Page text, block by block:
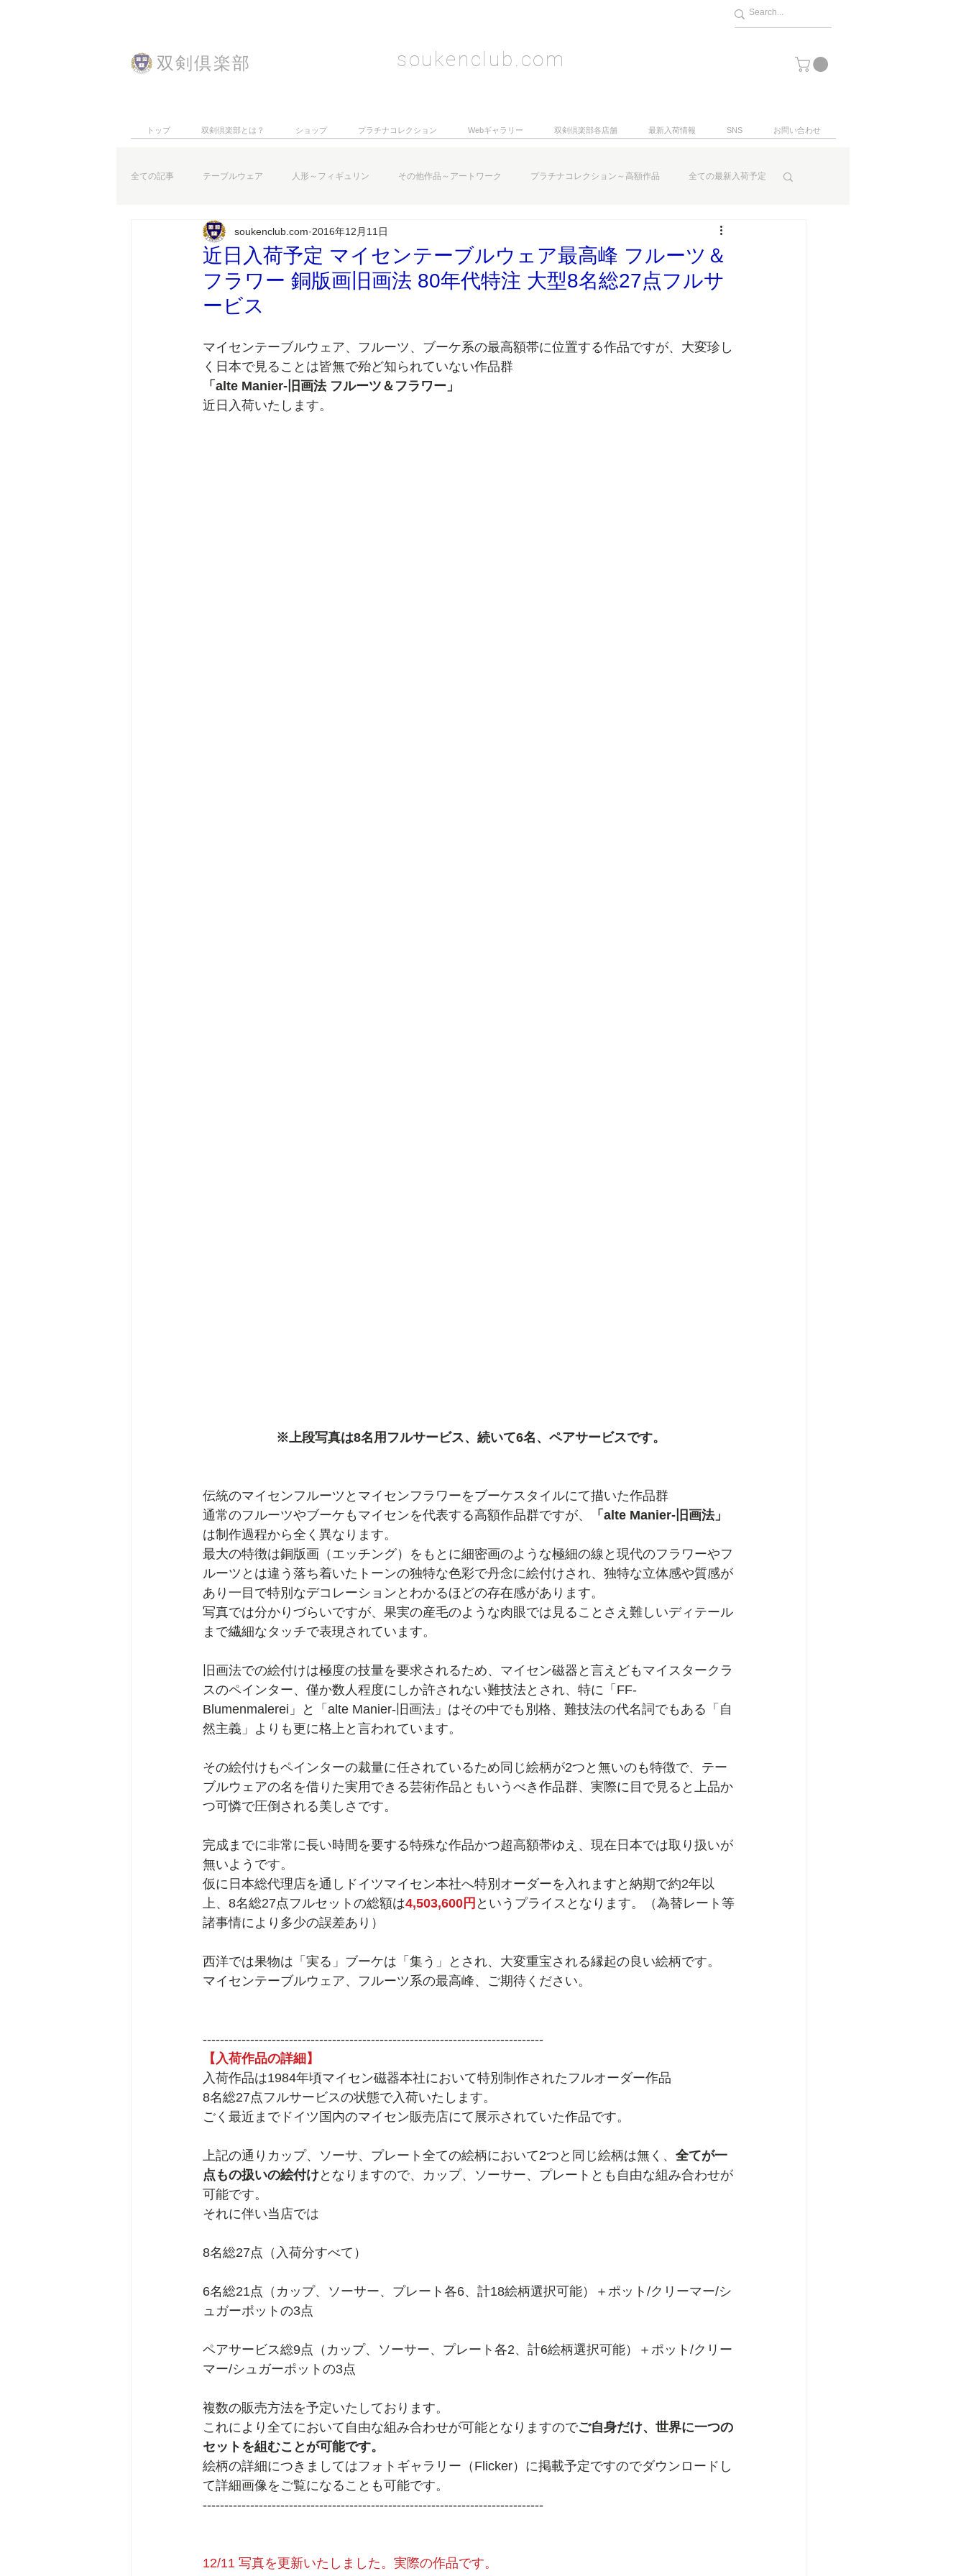
​双剣倶楽部 soukenclub.com
トップ 双剣倶楽部とは？ ショップ プラチナコレクション Webギャラリー 双剣倶楽部各店舗 最新入荷情報 SNS お問い合わせ
全ての記事 テーブルウェア 人形～フィギュリン その他作品～アートワーク プラチナコレクション～高額作品 全ての最新入荷予定
お知らせなど
近日入荷予定 マイセンテーブルウェア最高峰 フルーツ＆
フラワー 銅版画旧画法 80年代特注 大型8名総27点フルサ
ービス
soukenclub.com 2016年12月11日
マイセンテーブルウェア、フルーツ、ブーケ系の最高額帯に位置する作品ですが、大変珍し
く日本で見ることは皆無で殆ど知られていない作品群
「alte Manier-旧画法 フルーツ＆フラワー」
近日入荷いたします。
※上段写真は8名用フルサービス、続いて6名、ペアサービスです。
伝統のマイセンフルーツとマイセンフラワーをブーケスタイルにて描いた作品群
通常のフルーツやブーケもマイセンを代表する高額作品群ですが、
「alte Manier-旧画法」
は制作過程から全く異なります。
最大の特徴は銅版画（エッチング）をもとに細密画のような極細の線と現代のフラワーやフ
ルーツとは違う落ち着いたトーンの独特な色彩で丹念に絵付けされ、独特な立体感や質感が
あり一目で特別なデコレーションとわかるほどの存在感があります。
写真では分かりづらいですが、果実の産毛のような肉眼では見ることさえ難しいディテール
まで繊細なタッチで表現されています。
旧画法での絵付けは極度の技量を要求されるため、マイセン磁器と言えどもマイスタークラ
スのペインター、僅か数人程度にしか許されない難技法とされ、特に「FF-
Blumenmalerei」と「alte Manier-旧画法」はその中でも別格、難技法の代名詞でもある「自
然主義」よりも更に格上と言われています。
その絵付けもペインターの裁量に任されているため同じ絵柄が2つと無いのも特徴で、テー
ブルウェアの名を借りた実用できる芸術作品ともいうべき作品群、実際に目で見ると上品か
つ可憐で圧倒される美しさです。
完成までに非常に長い時間を要する特殊な作品かつ超高額帯ゆえ、現在日本では取り扱いが
無いようです。
仮に日本総代理店を通しドイツマイセン本社へ特別オーダーを入れますと納期で約2年以
上、8名総27点フルセットの総額は4,503,600円 というプライスとなります。（為替レート等
諸事情により多少の誤差あり）
西洋では果物は「実る」ブーケは「集う」とされ、大変重宝される縁起の良い絵柄です。
マイセンテーブルウェア、フルーツ系の最高峰、ご期待ください。
-------------------------------------------------------------------------------
【入荷作品の詳細】
入荷作品は1984年頃マイセン磁器本社において特別制作されたフルオーダー作品
8名総27点フルサービスの状態で入荷いたします。
ごく最近までドイツ国内のマイセン販売店にて展示されていた作品です。
上記の通りカップ、ソーサ、プレート全ての絵柄において2つと同じ絵柄は無く、 全てが一
点もの扱いの絵付けとなりますので、カップ、ソーサー、プレートとも自由な組み合わせが
可能です。
それに伴い当店では
8名総27点（入荷分すべて）
6名総21点（カップ、ソーサー、プレート各6、計18絵柄選択可能）＋ポット/クリーマー/シ
ュガーポットの3点
ペアサービス総9点（カップ、ソーサー、プレート各2、計6絵柄選択可能）＋ポット/クリー
マー/シュガーポットの3点
複数の販売方法を予定いたしております。
これにより全てにおいて自由な組み合わせが可能となりますのでご自身だけ、世界に一つの
セットを組むことが可能です。
絵柄の詳細につきましてはフォトギャラリー（Flicker）に掲載予定ですのでダウンロードし
て詳細画像をご覧になることも可能です。
-------------------------------------------------------------------------------
12/11 写真を更新いたしました。実際の作品です。